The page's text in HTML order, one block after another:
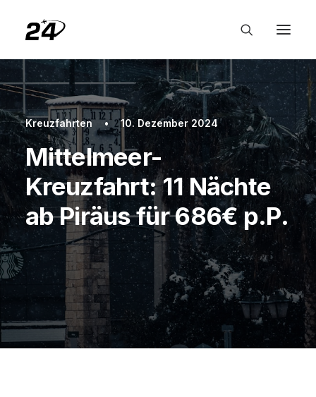
Kreuzfahrten • 10. Dezember 2024
Mittelmeer-
Kreuzfahrt: 11 Nächte
ab Piräus für 686€ p.P.